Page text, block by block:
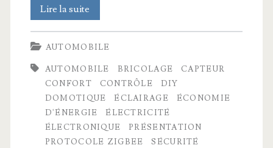
Lire la suite
Smart
Home
sur
roues
la
plus
AUTOMOBILE
AUTOMOBILE BRICOLAGE
CAPTEUR
CONFORT
CONTRÔLE
DIY
DOMOTIQUE
ÉCLAIRAGE
ÉCONOMIE
D'ÉNERGIE
ÉLECTRICITÉ
ÉLECTRONIQUE
PRÉSENTATION
PROTOCOLE ZIGBEE
SÉCURITÉ